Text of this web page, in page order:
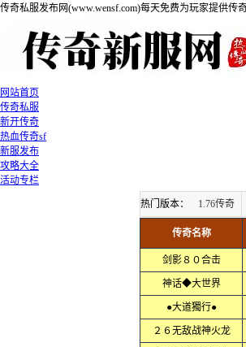
传奇私服发布网(www.wensf.com)每天免费为玩家提供
网站首页
传奇私服
新开传奇
热血传奇sf
新服发布
攻略大全
活动专栏
热门版本： 1.76传奇
传奇名称
剑影８０合击
神话◆大世界
●大道獨行●
２６无敌战神火龙